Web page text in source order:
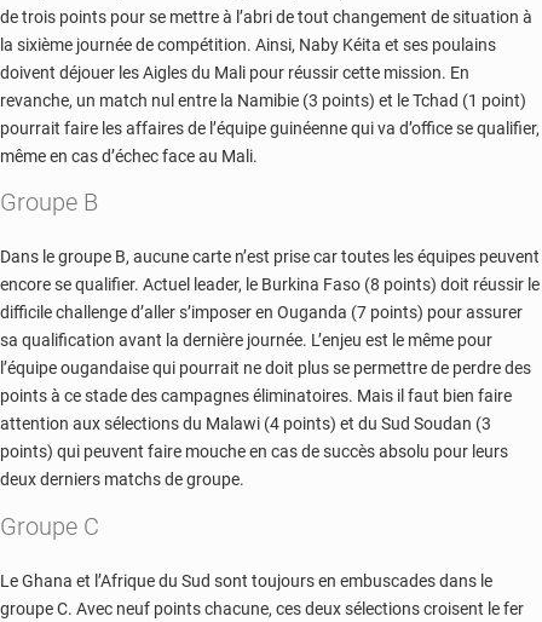
de trois points pour se mettre à l’abri de tout changement de situation à
la sixième journée de compétition. Ainsi, Naby Kéita et ses poulains
doivent déjouer les Aigles du Mali pour réussir cette mission. En
revanche, un match nul entre la Namibie (3 points) et le Tchad (1 point)
pourrait faire les affaires de l’équipe guinéenne qui va d’office se qualifier,
même en cas d’échec face au Mali.
Groupe B
Dans le groupe B, aucune carte n’est prise car toutes les équipes peuvent
encore se qualifier. Actuel leader, le Burkina Faso (8 points) doit réussir le
difficile challenge d’aller s’imposer en Ouganda (7 points) pour assurer
sa qualification avant la dernière journée. L’enjeu est le même pour
l’équipe ougandaise qui pourrait ne doit plus se permettre de perdre des
points à ce stade des campagnes éliminatoires. Mais il faut bien faire
attention aux sélections du Malawi (4 points) et du Sud Soudan (3
points) qui peuvent faire mouche en cas de succès absolu pour leurs
deux derniers matchs de groupe.
Groupe C
Le Ghana et l’Afrique du Sud sont toujours en embuscades dans le
groupe C. Avec neuf points chacune, ces deux sélections croisent le fer